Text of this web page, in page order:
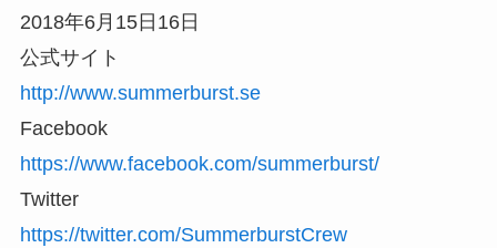
2018年6月15日16日
公式サイト
http://www.summerburst.se
Facebook
https://www.facebook.com/summerburst/
Twitter
https://twitter.com/SummerburstCrew